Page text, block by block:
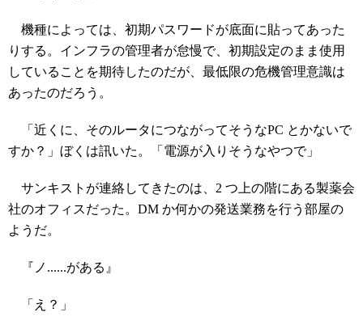
機種によっては、初期パスワードが底面に貼ってあった
りする。インフラの管理者が怠慢で、初期設定のまま使用
していることを期待したのだが、最低限の危機管理意識は
あったのだろう。
「近くに、そのルータにつながってそうなPC とかないで
すか？」ぼくは訊いた。「電源が入りそうなやつで」
サンキストが連絡してきたのは、2 つ上の階にある製薬会
社のオフィスだった。DM か何かの発送業務を行う部屋の
ようだ。
『ノ......がある』
「え？」